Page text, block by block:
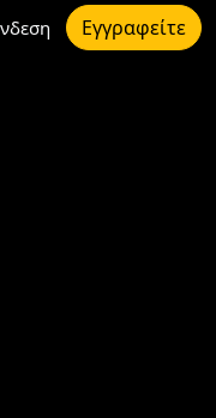
Εγγραφείτε